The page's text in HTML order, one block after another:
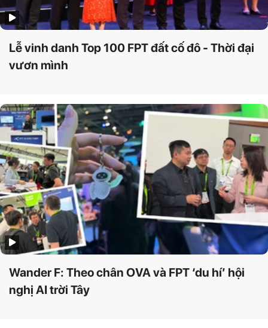
Lễ vinh danh Top 100 FPT đất cố đô - Thời đại
vươn mình
Wander F: Theo chân OVA và FPT ‘du hí’ hội
nghị AI trời Tây